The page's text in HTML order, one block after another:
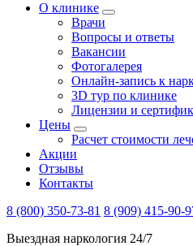
О клинике
Врачи
Вопросы и ответы
Вакансии
Фотогалерея
Онлайн-запись к
3D тур по клинике
Лицензии и
Цены
Расчет стоимости
Акции
Отзывы
Контакты
8 (800) 350-73-81 8 (909) 415-90-
Выездная наркология 24/7